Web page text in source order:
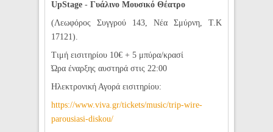
UpStage -Γυάλινο Μουσικό Θέατρο
(Λεωφόρος Συγγρού 143, Νέα Σμύρνη, Τ.Κ
17121).
Τιμή εισιτηρίου 10€ + 5 μπύρα/κρασί
Ώρα έναρξης αυστηρά στις 22:00
Ηλεκτρονική Αγορά εισιτηρίου:
https://www.viva.gr/tickets/music/trip-wire-
parousiasi-diskou/